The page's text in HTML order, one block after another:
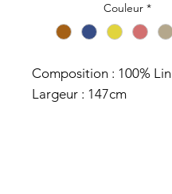
Couleur *
Composition : 100% Lin
Largeur : 147cm